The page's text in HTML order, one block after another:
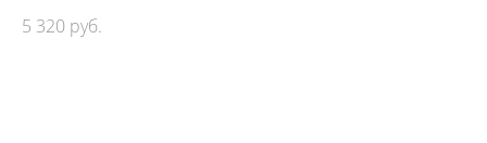
5 320 pуб.